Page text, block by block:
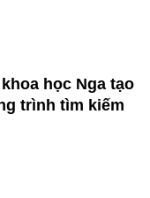
học Nga tạo
trình tìm kiếm